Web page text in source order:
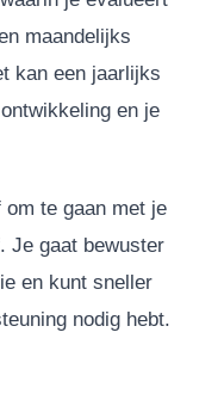
maandelijks
kan een jaarlijks
en je
te gaan met je
Je gaat bewuster
en kunt sneller
nodig hebt.